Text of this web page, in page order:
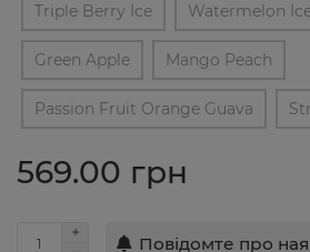
Triple Berry Ice Watermelon
Green Apple Mango Peach
Passion Fruit Orange Guava
569.00 грн
Повідомте про